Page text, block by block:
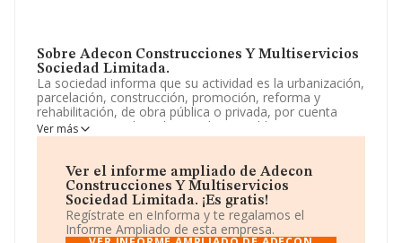
Sobre Adecon Construcciones Y Multiservicios
Sociedad Limitada.
La sociedad informa que su actividad es la urbanización,
parcelación, construcción, promoción, reforma y
rehabilitación, de obra pública o privada, por cuenta
propia o ajena, de todo tipo de inmuebles por
naturaleza, así como la importación y exportación de
compraventa, explotación, arrendamiento. La empresa
está registrada como Sociedad Limitada. Clasifica su
actividad CNAE como '%cnae%', código 6811. La
empresa realiza actividad internacional tanto de
importación como exportación.
Ver más
Ver el informe ampliado de Adecon
Construcciones Y Multiservicios
Sociedad Limitada. ¡Es gratis!
Regístrate en eInforma y te regalamos el
Informe Ampliado de esta empresa.